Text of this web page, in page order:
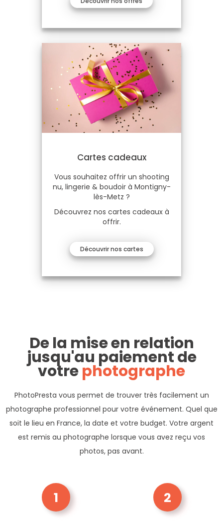
Cartes cadeaux
Vous souhaitez offrir un shooting
nu, lingerie & boudoir à Montigny-
lès-Metz ?
Découvrez nos cartes cadeaux à
offrir.
Découvrir nos cartes
De la mise en relation
jusqu'au paiement de
votrephotographe
PhotoPresta vous permet de trouver très facilement un
photographe professionnel pour votre événement. Quel que
soit le lieu en France, la date et votre budget. Votre argent
est remis au photographe lorsque vous avez reçu vos
photos, pas avant.
1 2